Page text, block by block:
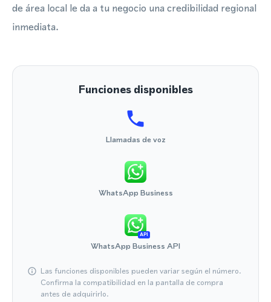
de área local le da a tu negocio una credibilidad regional
inmediata.
Funciones disponibles
Llamadas de voz
WhatsApp Business
API
WhatsApp Business API
Las funciones disponibles pueden variar según el número.
Confirma la compatibilidad en la pantalla de compra
antes de adquirirlo.